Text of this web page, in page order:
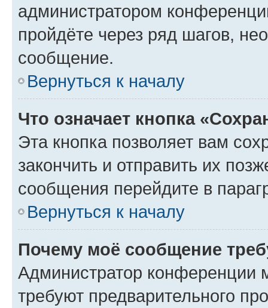
администратором
пройдёте через ряд шагов,
сообщение.
Вернуться к началу
Что означает кнопка
Эта кнопка позволяет вам
закончить и отправить их
сообщения перейдите в
Вернуться к началу
Почему моё сообщение
Администратор конференции
требуют предварительного